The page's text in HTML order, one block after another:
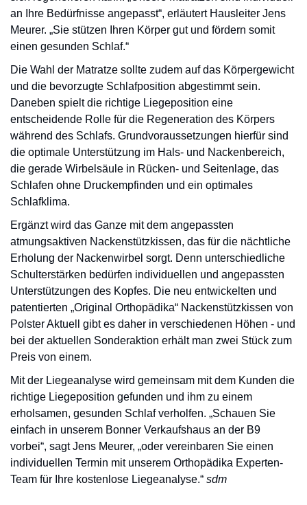
an Ihre Bedürfnisse angepasst“, erläutert Hausleiter Jens
Meurer. „Sie stützen Ihren Körper gut und fördern somit
einen gesunden Schlaf.“
Die Wahl der Matratze sollte zudem auf das Körpergewicht
und die bevorzugte Schlafposition abgestimmt sein.
Daneben spielt die richtige Liegeposition eine
entscheidende Rolle für die Regeneration des Körpers
während des Schlafs. Grundvoraussetzungen hierfür sind
die optimale Unterstützung im Hals- und Nackenbereich,
die gerade Wirbelsäule in Rücken- und Seitenlage, das
Schlafen ohne Druckempfinden und ein optimales
Schlafklima.
Ergänzt wird das Ganze mit dem angepassten
atmungsaktiven Nackenstützkissen, das für die nächtliche
Erholung der Nackenwirbel sorgt. Denn unterschiedliche
Schulterstärken bedürfen individuellen und angepassten
Unterstützungen des Kopfes. Die neu entwickelten und
patentierten „Original Orthopädika“ Nackenstützkissen von
Polster Aktuell gibt es daher in verschiedenen Höhen - und
bei der aktuellen Sonderaktion erhält man zwei Stück zum
Preis von einem.
Mit der Liegeanalyse wird gemeinsam mit dem Kunden die
richtige Liegeposition gefunden und ihm zu einem
erholsamen, gesunden Schlaf verholfen. „Schauen Sie
einfach in unserem Bonner Verkaufshaus an der B9
vorbei“, sagt Jens Meurer, „oder vereinbaren Sie einen
individuellen Termin mit unserem Orthopädika Experten-
Team für Ihre kostenlose Liegeanalyse.“ sdm